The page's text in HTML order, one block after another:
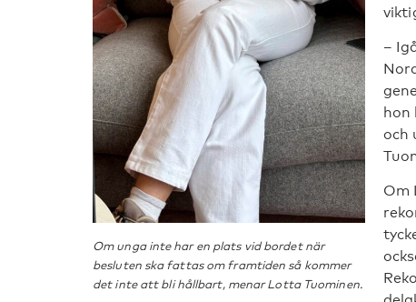
Om unga inte har en plats vid bordet när
besluten ska fattas om framtiden så kommer
det inte att bli hållbart, menar Lotta Tuominen.
–
hon
och
Om